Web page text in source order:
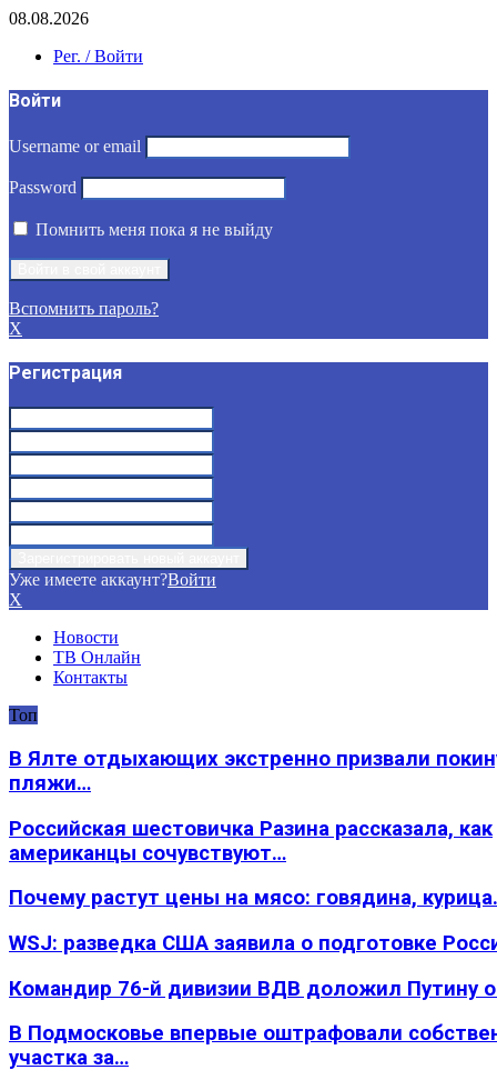
08.08.2026
Рег. / Войти
Войти
Username or email
Password
Помнить меня пока я не выйду
Вспомнить пароль?
X
Регистрация
Уже имеете аккаунт?Войти
X
Новости
ТВ Онлайн
Контакты
Топ
В Ялте отдыхающих экстренно призвали
пляжи…
Российская шестовичка Разина рассказала, как
американцы сочувствуют…
Почему растут цены на мясо: говядина,
WSJ: разведка США заявила о подготовке
Командир 76-й дивизии ВДВ доложил Путину
В Подмосковье впервые оштрафовали
участка за…